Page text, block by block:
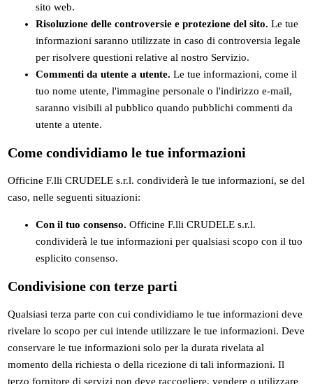
sito web.
Risoluzione delle controversie e protezione del sito. Le tue
informazioni saranno utilizzate in caso di controversia legale
per risolvere questioni relative al nostro Servizio.
Commenti da utente a utente. Le tue informazioni, come il
tuo nome utente, l'immagine personale o l'indirizzo e-mail,
saranno visibili al pubblico quando pubblichi commenti da
utente a utente.
Come condividiamo le tue informazioni
Officine F.lli CRUDELE s.r.l. condividerà le tue informazioni, se del
caso, nelle seguenti situazioni:
Con il tuo consenso. Officine F.lli CRUDELE s.r.l.
condividerà le tue informazioni per qualsiasi scopo con il tuo
esplicito consenso.
Condivisione con terze parti
Qualsiasi terza parte con cui condividiamo le tue informazioni deve
rivelare lo scopo per cui intende utilizzare le tue informazioni. Deve
conservare le tue informazioni solo per la durata rivelata al
momento della richiesta o della ricezione di tali informazioni. Il
terzo fornitore di servizi non deve raccogliere, vendere o utilizzare